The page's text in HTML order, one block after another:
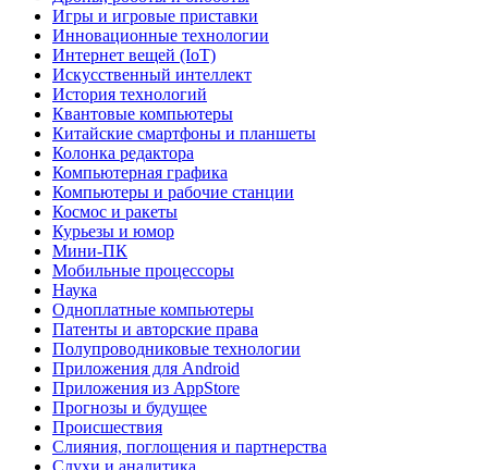
Игры и игровые приставки
Инновационные технологии
Интернет вещей (IoT)
Искусственный интеллект
История технологий
Квантовые компьютеры
Китайские смартфоны и планшеты
Колонка редактора
Компьютерная графика
Компьютеры и рабочие станции
Космос и ракеты
Курьезы и юмор
Мини-ПК
Мобильные процессоры
Наука
Одноплатные компьютеры
Патенты и авторские права
Полупроводниковые технологии
Приложения для Android
Приложения из AppStore
Прогнозы и будущее
Происшествия
Слияния, поглощения и партнерства
Слухи и аналитика